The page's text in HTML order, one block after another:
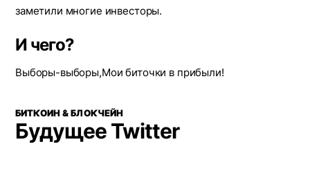
заметили многие инвесторы.
И чего?
Выборы-выборы,Мои биточки в прибыли!
БИТКОИН & БЛОКЧЕЙН
Будущее Twitter